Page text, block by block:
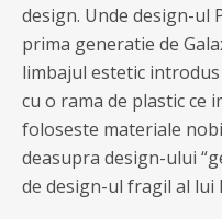
design. Unde design-ul
prima generatie de
limbajul estetic
cu o rama de plastic ce
foloseste materiale
deasupra design-ului
de design-ul fragil al lui